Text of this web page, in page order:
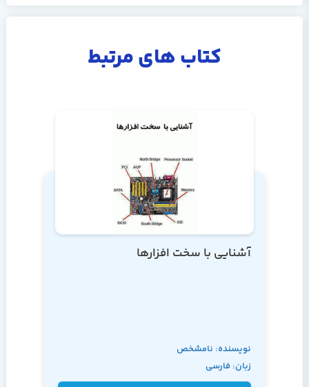
کتاب های مرتبط
آشنایی با سخت افزارها
نویسنده: نامشخص
زبان: فارسی